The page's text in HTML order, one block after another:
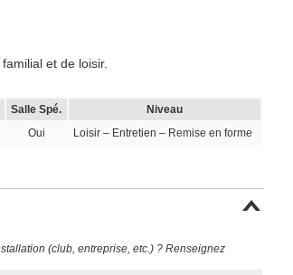
et de loisir.
Salle Spé.
Niveau
Oui Loisir – Entretien – Remise en forme
(club, entreprise, etc.) ? Renseignez